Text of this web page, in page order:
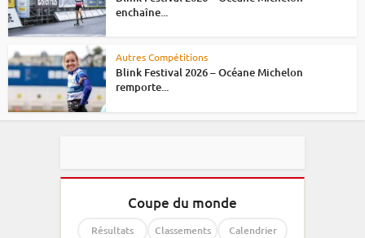
enchaîne...
Autres Compétitions
Blink Festival 2026 – Océane Michelon
remporte...
Coupe du monde
Résultats Classements Calendrier